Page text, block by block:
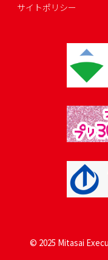
サイトポリシー
© 2025 Mitasai